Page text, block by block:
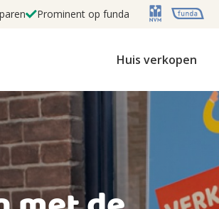
Prominent op funda
Huis verkopen